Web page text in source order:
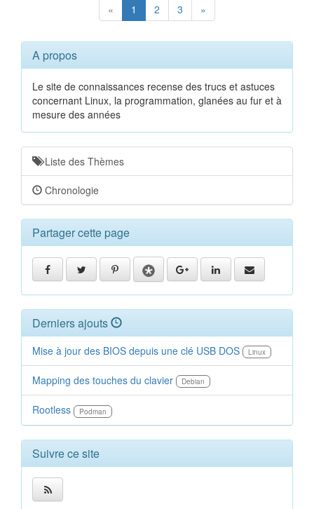
« 1 2 3 »
A propos
Le site de connaissances recense des trucs et astuces
concernant Linux, la programmation, glanées au fur et à
mesure des années
Liste des Thèmes
Chronologie
Partager cette page
Derniers ajouts
Mise à jour des BIOS depuis une clé USB DOS Linux
Mapping des touches du clavier Debian
Rootless Podman
Suivre ce site